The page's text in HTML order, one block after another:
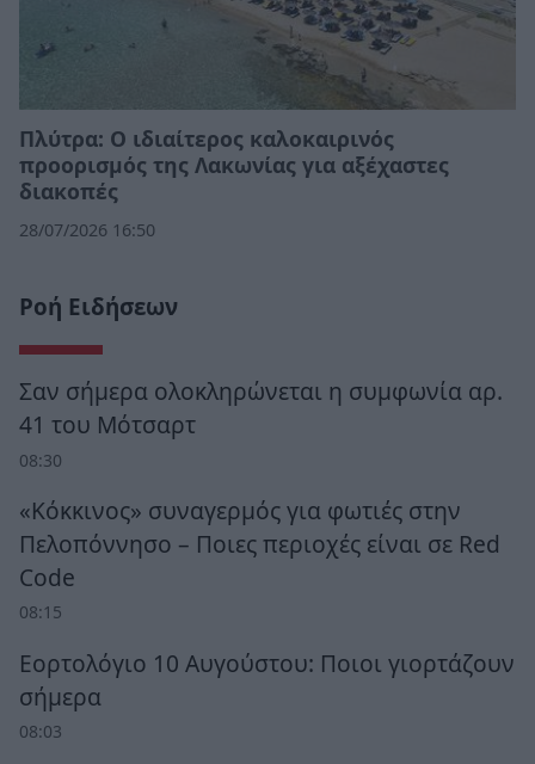
Πλύτρα: Ο ιδιαίτερος καλοκαιρινός
προορισμός της Λακωνίας για αξέχαστες
διακοπές
28/07/2026 16:50
Ροή Ειδήσεων
Σαν σήμερα ολοκληρώνεται η συμφωνία αρ.
41 του Μότσαρτ
08:30
«Κόκκινος» συναγερμός για φωτιές στην
Πελοπόννησο – Ποιες περιοχές είναι σε Red
Code
08:15
Εορτολόγιο 10 Αυγούστου: Ποιοι γιορτάζουν
σήμερα
08:03